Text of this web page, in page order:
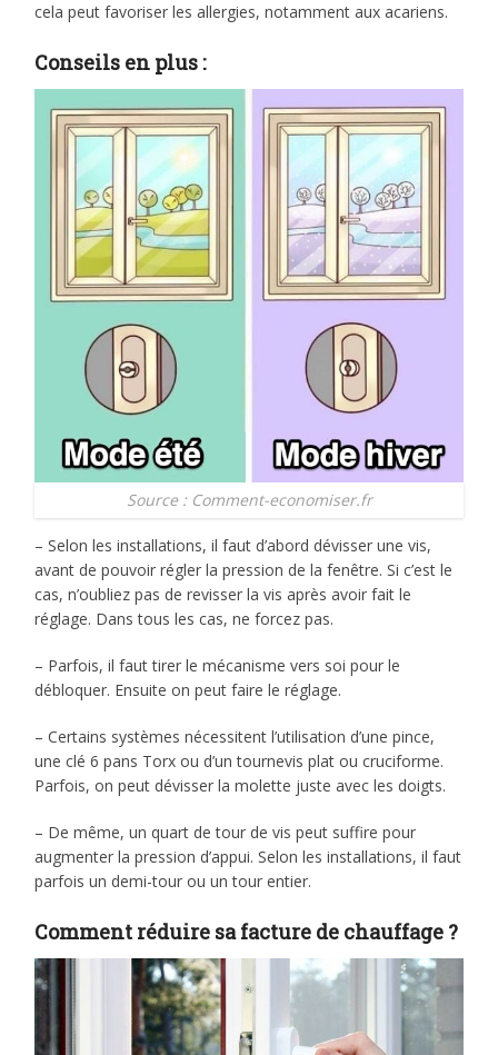
cela peut favoriser les allergies, notamment aux acariens.
Conseils en plus :
Source : Comment-economiser.fr
– Selon les installations, il faut d’abord dévisser une vis,
avant de pouvoir régler la pression de la fenêtre. Si c’est le
cas, n’oubliez pas de revisser la vis après avoir fait le
réglage. Dans tous les cas, ne forcez pas.
– Parfois, il faut tirer le mécanisme vers soi pour le
débloquer. Ensuite on peut faire le réglage.
– Certains systèmes nécessitent l’utilisation d’une pince,
une clé 6 pans Torx ou d’un tournevis plat ou cruciforme.
Parfois, on peut dévisser la molette juste avec les doigts.
– De même, un quart de tour de vis peut suffire pour
augmenter la pression d’appui. Selon les installations, il faut
parfois un demi-tour ou un tour entier.
Comment réduire sa facture de chauffage ?